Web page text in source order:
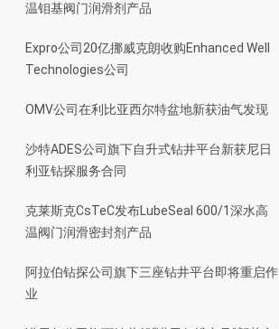
温钼基阀门润滑剂产品
Expro公司20亿挪威克朗收购Enhanced Well
Technologies公司
OMV公司在利比亚西尔特盆地新获油气发现
沙特ADES公司旗下自升式钻井平台新获尼日
利亚钻探服务合同
克莱斯克CsTeC发布LubeSeal 600/1深水高
温阀门润滑密封剂产品
阿拉伯钻探公司旗下三座钻井平台即将重启作
业